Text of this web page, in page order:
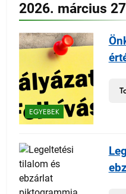
2026. március
EGYEBEK